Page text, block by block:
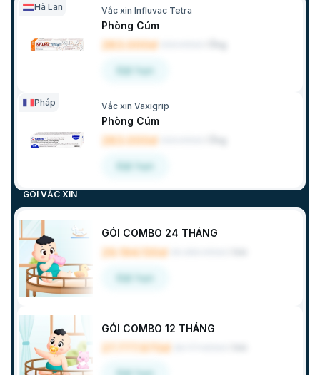
Hà Lan Vắc xin Influvac Tetra
Phòng Cúm
283.000đ
Đặt hẹn
Pháp Vắc xin Vaxigrip
Phòng Cúm
283.000đ
Đặt hẹn
GÓI VẮC XIN
GÓI COMBO 24 THÁNG
29.194.130đ
Đặt hẹn
GÓI COMBO 12 THÁNG
27.777.970đ